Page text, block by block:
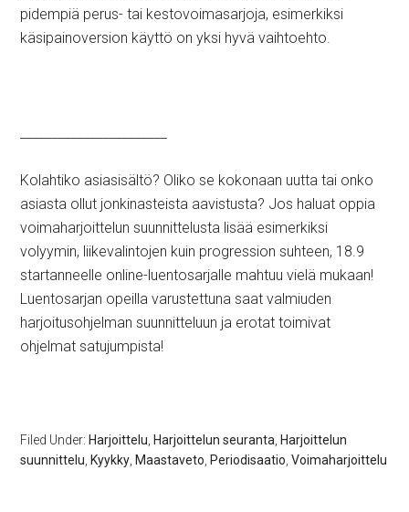
pidempiä perus- tai kestovoimasarjoja, esimerkiksi
käsipainoversion käyttö on yksi hyvä vaihtoehto.
Kolahtiko asiasisältö? Oliko se kokonaan uutta tai onko
asiasta ollut jonkinasteista aavistusta? Jos haluat oppia
voimaharjoittelun suunnittelusta lisää esimerkiksi
volyymin, liikevalintojen kuin progression suhteen, 18.9
startanneelle online-luentosarjalle mahtuu vielä mukaan!
Luentosarjan opeilla varustettuna saat valmiuden
harjoitusohjelman suunnitteluun ja erotat toimivat
ohjelmat satujumpista!
Filed Under: Harjoittelu Harjoittelun seuranta Harjoittelun
suunnittelu Kyykky Maastaveto Periodisaatio ,Voimaharjoittelu